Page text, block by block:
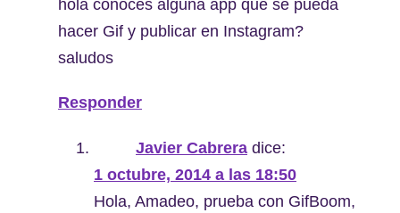
hola conoces alguna app que se pueda
hacer Gif y publicar en Instagram?
saludos
Responder
Javier Cabrera dice:
1 octubre, 2014 a las 18:50
Hola, Amadeo, prueba con GifBoom,